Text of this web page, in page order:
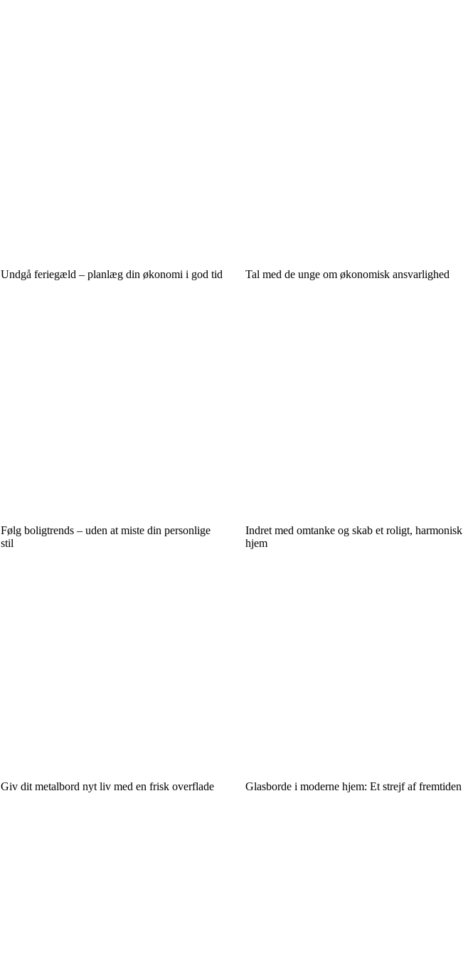
Undgå feriegæld – planlæg din økonomi i god tid Tal med de unge om økonomisk ansvarlighed
Følg boligtrends – uden at miste din personlige
stil
Indret med omtanke og skab et roligt, harmonisk
hjem
Giv dit metalbord nyt liv med en frisk overflade Glasborde i moderne hjem: Et strejf af fremtiden